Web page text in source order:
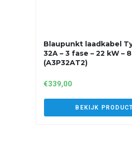
Blaupunkt laadkabel
32A – 3 fase – 22 kW –
(A3P32AT2)
€339,00
BEKIJK